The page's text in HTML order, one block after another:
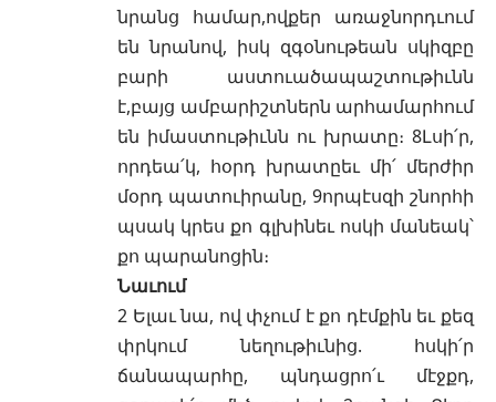
նրանց համար,ովքեր առաջնորդւում
են նրանով, իսկ զգօնութեան սկիզբը
բարի աստուածապաշտութիւնն
է,բայց ամբարիշտներն արհամարհում
են իմաստութիւնն ու խրատը։ 8Լսի՛ր,
որդեա՛կ, հօրդ խրատըեւ մի՛ մերժիր
մօրդ պատուիրանը, 9որպէսզի շնորհի
պսակ կրես քո գլխինեւ ոսկի մանեակ՝
քո պարանոցին։
Նաւում
2 Ելաւ նա, ով փչում է քո դէմքին եւ քեզ
փրկում նեղութիւնից. հսկի՛ր
ճանապարհը, պնդացրո՛ւ մէջքդ,